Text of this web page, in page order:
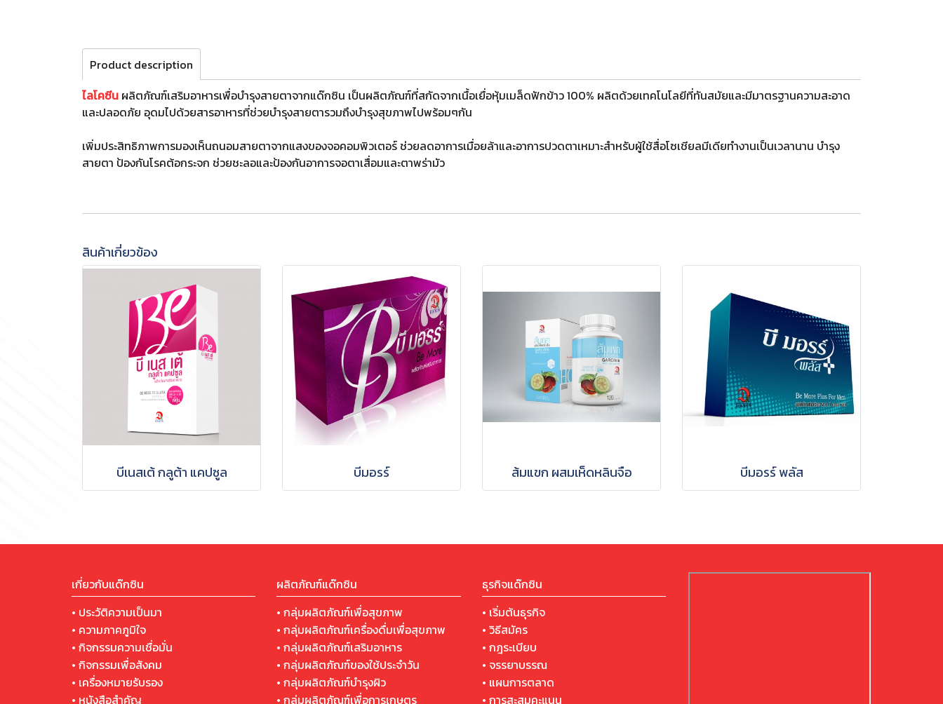
Product description
ไลโคซีน ผลิตภัณฑ์เสริมอาหารเพื่อบำรุงสายตาจากแด๊กซิน เป็นผลิตภัณฑ์ที่สกัดจากเนื้อเยื่อหุ้มเมล็ดฟักข้าว 100% ผลิตด้วยเทคโนโลยีที่ทันสมัยและมีมาตรฐานความสะอาด
และปลอดภัย อุดมไปด้วยสารอาหารที่ช่วยบำรุงสายตารวมถึงบำรุงสุขภาพไปพร้อมๆกัน
เพิ่มประสิทธิภาพการมองเห็นถนอมสายตาจากแสงของจอคอมพิวเตอร์ ช่วยลดอาการเมื่อยล้าและอาการปวดตาเหมาะสำหรับผู้ใช้สื่อโซเชียลมีเดียทำงานเป็นเวลานาน บำรุง
สายตา ป้องกันโรคต้อกระจก ช่วยชะลอและป้องกันอาการจอตาเสื่อมและตาพร่ามัว
สินค้าเกี่ยวข้อง
บีเนสเต้ กลูต้า แคปซูล บีมอรร์ ส้มแขก ผสมเห็ดหลินจือ บีมอรร์ พลัส
เกี่ยวกับแด๊กซิน
• ประวัติความเป็นมา
• ความภาคภูมิใจ
• กิจกรรมความเชื่อมั่น
• กิจกรรมเพื่อสังคม
• เครื่องหมายรับรอง
• หนังสือสำคัญ
ผลิตภัณฑ์แด๊กซิน
• กลุ่มผลิตภัณฑ์เพื่อสุขภาพ
• กลุ่มผลิตภัณฑ์เครื่องดื่มเพื่อสุขภาพ
• กลุ่มผลิตภัณฑ์เสริมอาหาร
• กลุ่มผลิตภัณฑ์ของใช้ประจำวัน
• กลุ่มผลิตภัณฑ์บำรุงผิว
• กลุ่มผลิตภัณฑ์เพื่อการเกษตร
ธุรกิจแด๊กซิน
• เริ่มต้นธุรกิจ
• วิธีสมัคร
• กฎระเบียบ
• จรรยาบรรณ
• แผนการตลาด
• การสะสมคะแนน